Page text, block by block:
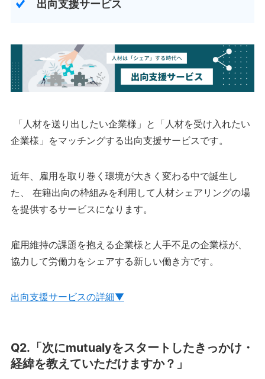
出向支援サービス
「人材を送り出したい企業様」と「人材を受け入れたい
企業様」をマッチングする出向支援サービスです。
近年、雇用を取り巻く環境が大きく変わる中で誕生し
た、 在籍出向の枠組みを利用して人材シェアリングの場
を提供するサービスになります。
雇用維持の課題を抱える企業様と人手不足の企業様が、
協力して労働力をシェアする新しい働き方です。
出向支援サービスの詳細▼
Q2.「次にmutualyをスタートしたきっかけ・
経緯を教えていただけますか？」